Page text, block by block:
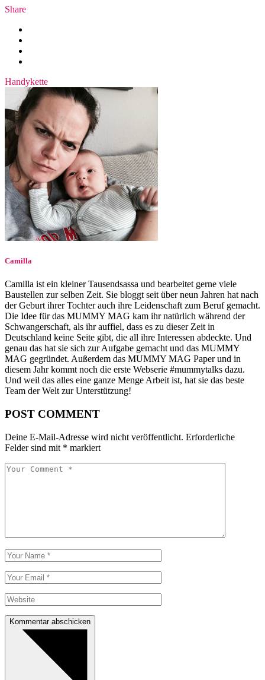
Share
Handykette
Camilla
Camilla ist ein kleiner Tausendsassa und bearbeitet gerne viele
Baustellen zur selben Zeit. Sie bloggt seit über neun Jahren hat nach
der Geburt ihrer Tochter auch ihre Leidenschaft zum Beruf gemacht.
Die Idee für das MUMMY MAG kam ihr natürlich während der
Schwangerschaft, als ihr auffiel, dass es zu dieser Zeit in
Deutschland keine Seite gibt, die all ihre Interessen abdeckte. Und
genau das hat sie sich zur Aufgabe gemacht und das MUMMY
MAG gegründet. Außerdem das MUMMY MAG Paper und in
diesem Jahr kommt noch die erste Webserie #mummytalks dazu.
Und weil das alles eine ganze Menge Arbeit ist, hat sie das beste
Team der Welt zur Unterstützung!
POST COMMENT
Deine E-Mail-Adresse wird nicht veröffentlicht. Erforderliche
Felder sind mit * markiert
Kommentar abschicken